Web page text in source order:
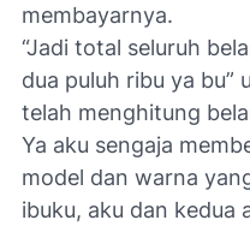
membayarnya.
“Jadi total seluruh
dua puluh ribu ya bu”
telah menghitung
Ya aku sengaja
model dan warna
ibuku, aku dan kedua